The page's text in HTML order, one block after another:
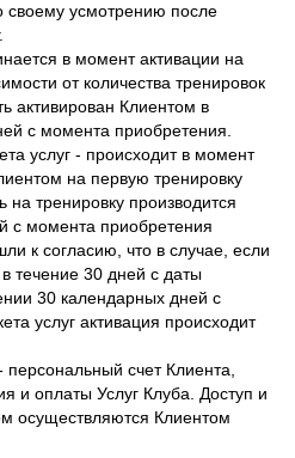
усмотрению после
в момент активации на
от количества тренировок
активирован Клиентом в
с момента приобретения.
- происходит в момент
на первую тренировку
на тренировку производится
с момента приобретения
к согласию, что в случае, если
течение 30 дней с даты
30 календарных дней с
услуг активация происходит
счет Клиента,
и оплаты Услуг Клуба. Доступ и
осуществляются Клиентом